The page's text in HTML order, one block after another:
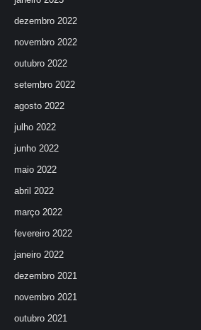
dezembro 2022
novembro 2022
outubro 2022
setembro 2022
agosto 2022
julho 2022
junho 2022
maio 2022
abril 2022
março 2022
fevereiro 2022
janeiro 2022
dezembro 2021
novembro 2021
outubro 2021